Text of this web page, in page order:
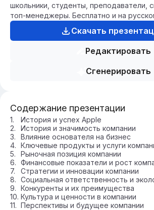
школьники, студенты, преподаватели,
топ-менеджеры. Бесплатно и на
Скачать
Редактировать
Сгенерировать
Содержание презентации
История и успех Apple
История и значимость компании
Влияние основателя на бизнес
Ключевые продукты и услуги
Рыночная позиция компании
Финансовые показатели и рост
Стратегии и инновации компании
Социальная ответственность и
Конкуренты и их преимущества
Культура и ценности в компании
Перспективы и будущее компании